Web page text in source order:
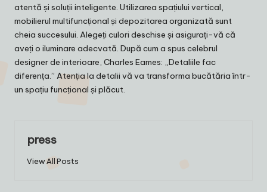
atentă și soluții inteligente. Utilizarea spațiului vertical,
mobilierul multifuncțional și depozitarea organizată sunt
cheia succesului. Alegeți culori deschise și asigurați-vă că
aveți o iluminare adecvată. După cum a spus celebrul
designer de interioare, Charles Eames: „Detaliile fac
diferența.” Atenția la detalii vă va transforma bucătăria într-
un spațiu funcțional și plăcut.
press
View All Posts